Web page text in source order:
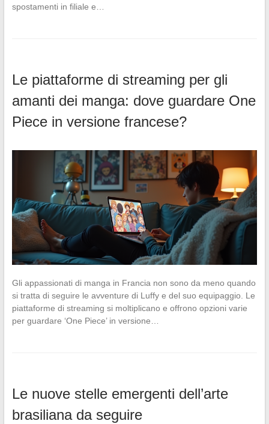
spostamenti in filiale e…
Le piattaforme di streaming per gli
amanti dei manga: dove guardare One
Piece in versione francese?
Gli appassionati di manga in Francia non sono da meno quando
si tratta di seguire le avventure di Luffy e del suo equipaggio. Le
piattaforme di streaming si moltiplicano e offrono opzioni varie
per guardare ‘One Piece’ in versione…
Le nuove stelle emergenti dell’arte
brasiliana da seguire